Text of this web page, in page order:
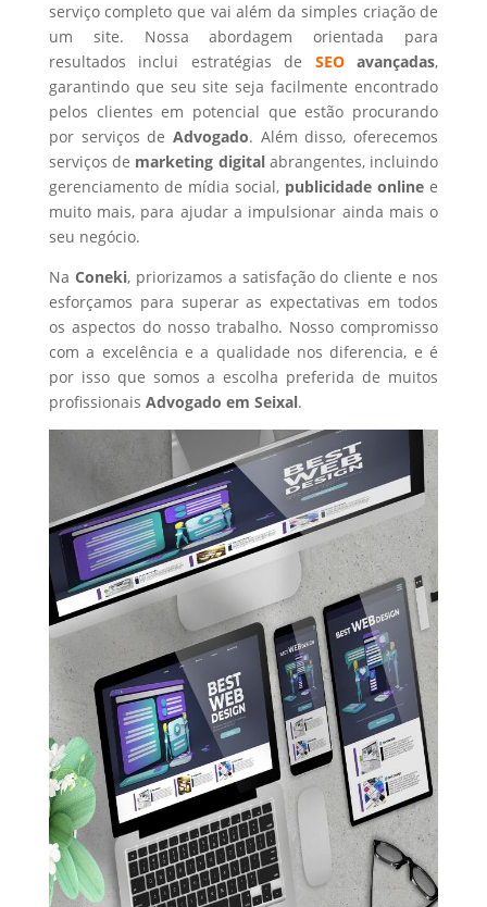
serviço completo que vai além da simples criação de
um site. Nossa abordagem orientada para
resultados inclui estratégias de SEOavançadas,
garantindo que seu site seja facilmente encontrado
pelos clientes em potencial que estão procurando
por serviços de Advogado. Além disso, oferecemos
serviços de marketing digital abrangentes, incluindo
gerenciamento de mídia social, publicidade online e
muito mais, para ajudar a impulsionar ainda mais o
seu negócio.
Na Coneki, priorizamos a satisfação do cliente e nos
esforçamos para superar as expectativas em todos
os aspectos do nosso trabalho. Nosso compromisso
com a excelência e a qualidade nos diferencia, e é
por isso que somos a escolha preferida de muitos
profissionais Advogado em Seixal.